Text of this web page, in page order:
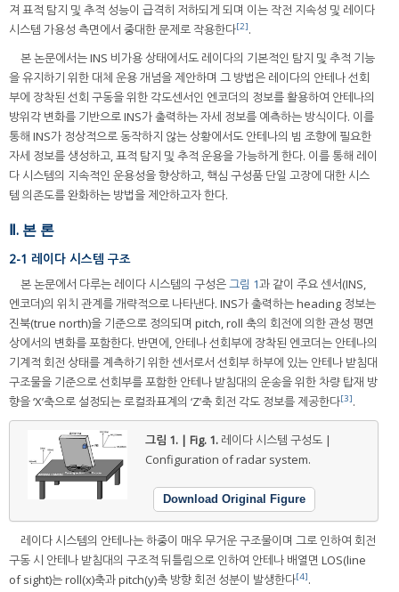
져 표적 탐지 및 추적 성능이 급격히 저하되게 되며 이는 작전 지속성 및 레이다
시스템 가용성 측면에서 중대한 문제로 작용한다[2].
본 논문에서는 INS 비가용 상태에서도 레이다의 기본적인 탐지 및 추적 기능
을 유지하기 위한 대체 운용 개념을 제안하며 그 방법은 레이다의 안테나 선회
부에 장착된 선회 구동을 위한 각도센서인 엔코더의 정보를 활용하여 안테나의
방위각 변화를 기반으로 INS가 출력하는 자세 정보를 예측하는 방식이다. 이를
통해 INS가 정상적으로 동작하지 않는 상황에서도 안테나의 빔 조향에 필요한
자세 정보를 생성하고, 표적 탐지 및 추적 운용을 가능하게 한다. 이를 통해 레이
다 시스템의 지속적인 운용성을 향상하고, 핵심 구성품 단일 고장에 대한 시스
템 의존도를 완화하는 방법을 제안하고자 한다.
Ⅱ. 본 론
2-1 레이다 시스템 구조
본 논문에서 다루는 레이다 시스템의 구성은그림 1과 같이 주요 센서(INS,
엔코더)의 위치 관계를 개략적으로 나타낸다. INS가 출력하는 heading 정보는
진북(true north)을 기준으로 정의되며 pitch, roll 축의 회전에 의한 관성 평면
상에서의 변화를 포함한다. 반면에, 안테나 선회부에 장착된 엔코더는 안테나의
기계적 회전 상태를 계측하기 위한 센서로서 선회부 하부에 있는 안테나 받침대
구조물을 기준으로 선회부를 포함한 안테나 받침대의 운송을 위한 차량 탑재 방
향을 ‘X’축으로 설정되는 로컬좌표계의 ‘Z’축 회전 각도 정보를 제공한다[3].
그림 1. | Fig. 1. 레이다 시스템 구성도 |
Configuration of radar system.
Download Original Figure
레이다 시스템의 안테나는 하중이 매우 무거운 구조물이며 그로 인하여 회전
구동 시 안테나 받침대의 구조적 뒤틀림으로 인하여 안테나 배열면 LOS(line
of sight)는 roll(x)축과 pitch(y)축 방향 회전 성분이 발생한다[4].